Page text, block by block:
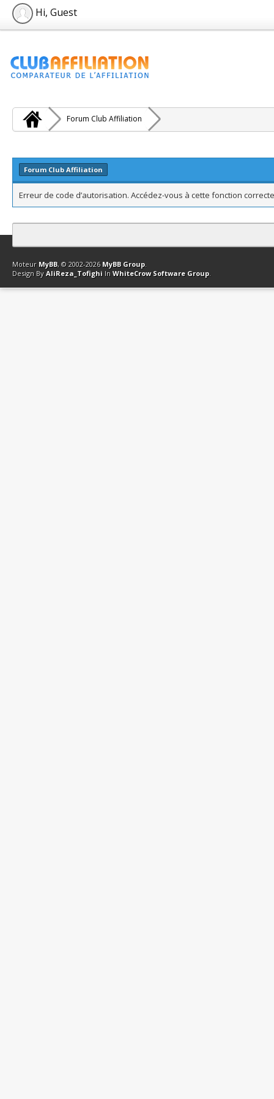
Hi, Guest
Forum Club Affiliation
Forum Club Affiliation
Erreur de code d’autorisation. Accédez-vous à cette fonction
Contact Club Affiliation Retourner en haut Version bas-débit
Moteur MyBB, © 2002-2026 MyBB Group.
Design By AliReza_Tofighi In WhiteCrow Software Group.